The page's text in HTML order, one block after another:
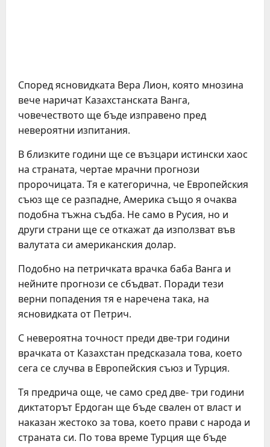
Според ясновидката Вера Лион, която мнозина
вече наричат Казахстанската Ванга,
човечеството ще бъде изправено пред
невероятни изпитания.
В близките години ще се възцари истински хаос
на страната, чертае мрачни прогнози
пророчицата. Тя е категорична, че Европейския
съюз ще се разпадне, Америка също я очаква
подобна тъжна съдба. Не само в Русия, но и
други страни ще се откажат да използват във
валутата си американския долар.
Подобно на петричката врачка баба Ванга и
нейните прогнози се сбъдват. Поради тези
верни попадения тя е наречена така, на
ясновидката от Петрич.
С невероятна точност преди две-три години
врачката от Казахстан предсказала това, което
сега се случва в Европейския съюз и Турция.
Тя предрича още, че само сред две- три години
диктаторът Ердоган ще бъде свален от власт и
наказан жестоко за това, което прави с народа и
страната си. По това време Турция ще бъде